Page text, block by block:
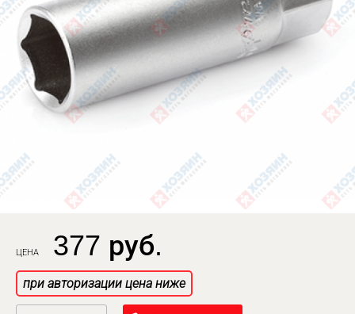
ЦЕНА 377 руб.
при авторизации цена ниже